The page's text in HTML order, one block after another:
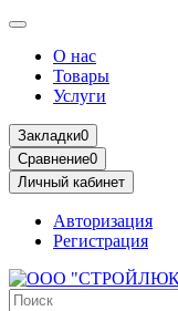
О нас
Товары
Услуги
Закладки0
Сравнение0
Личный кабинет
Авторизация
Регистрация